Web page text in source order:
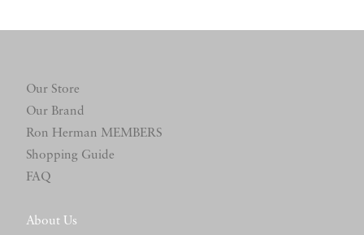
Our Store
Our Brand
Ron Herman MEMBERS
Shopping Guide
FAQ
About Us